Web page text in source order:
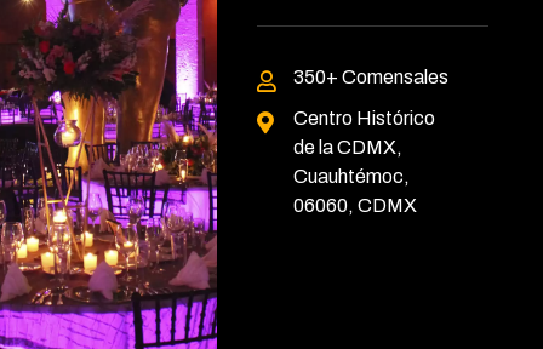
350+Comensales
Centro Histórico
de la CDMX,
Cuauhtémoc,
06060, CDMX